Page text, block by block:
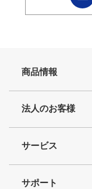
商品情報
法人のお客様
サービス
サポート